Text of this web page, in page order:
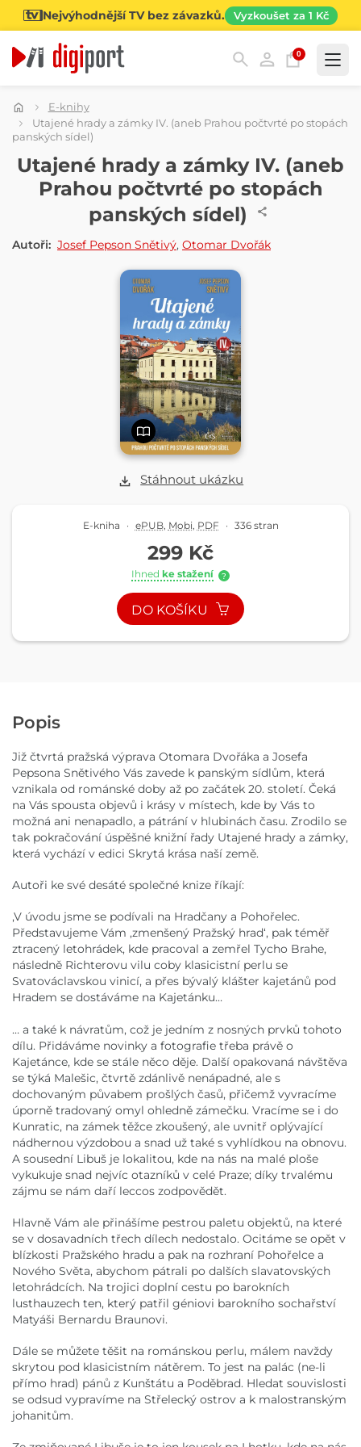
Nejvýhodnější TV bez závazků. Vyzkoušet za 1 Kč
0
Kategorie
E-knihy
Utajené hrady a zámky IV. (aneb Prahou počtvrté po stopách
panských sídel)
Stáhnout ukázku
E-KNIHA
Utajené hrady a zámky IV. (aneb
Prahou počtvrté po stopách
panských sídel)
Autoři: Josef Pepson Snětivý, Otomar Dvořák
E-kniha · ePUB, Mobi, PDF · 336 stran
299 Kč
Ihned ke stažení ?
DO KOŠÍKU
Popis
Již čtvrtá pražská výprava Otomara Dvořáka a Josefa
Pepsona Snětivého Vás zavede k panským sídlům, která
vznikala od románské doby až po začátek 20. století. Čeká
na Vás spousta objevů i krásy v místech, kde by Vás to
možná ani nenapadlo, a pátrání v hlubinách času. Zrodilo se
tak pokračování úspěšné knižní řady Utajené hrady a zámky,
která vychází v edici Skrytá krása naší země.
Autoři ke své desáté společné knize říkají:
,V úvodu jsme se podívali na Hradčany a Pohořelec.
Představujeme Vám ,zmenšený Pražský hrad‘, pak téměř
ztracený letohrádek, kde pracoval a zemřel Tycho Brahe,
následně Richterovu vilu coby klasicistní perlu se
Svatováclavskou vinicí, a přes bývalý klášter kajetánů pod
Hradem se dostáváme na Kajetánku…
… a také k návratům, což je jedním z nosných prvků tohoto
dílu. Přidáváme novinky a fotografie třeba právě o
Kajetánce, kde se stále něco děje. Další opakovaná návštěva
se týká Malešic, čtvrtě zdánlivě nenápadné, ale s
dochovaným půvabem prošlých časů, přičemž vyvracíme
úporně tradovaný omyl ohledně zámečku. Vracíme se i do
Kunratic, na zámek těžce zkoušený, ale uvnitř oplývající
nádhernou výzdobou a snad už také s vyhlídkou na obnovu.
A sousední Libuš je lokalitou, kde na nás na malé ploše
vykukuje snad nejvíc otazníků v celé Praze; díky trvalému
zájmu se nám daří leccos zodpovědět.
Hlavně Vám ale přinášíme pestrou paletu objektů, na které
se v dosavadních třech dílech nedostalo. Ocitáme se opět v
blízkosti Pražského hradu a pak na rozhraní Pohořelce a
Nového Světa, abychom pátrali po dalších slavatovských
letohrádcích. Na trojici doplní cestu po barokních
lusthauzech ten, který patřil géniovi barokního sochařství
Matyáši Bernardu Braunovi.
Dále se můžete těšit na románskou perlu, málem navždy
skrytou pod klasicistním nátěrem. To jest na palác (ne-li
přímo hrad) pánů z Kunštátu a Poděbrad. Hledat souvislosti
se odsud vypravíme na Střelecký ostrov a k malostranským
johanitům.